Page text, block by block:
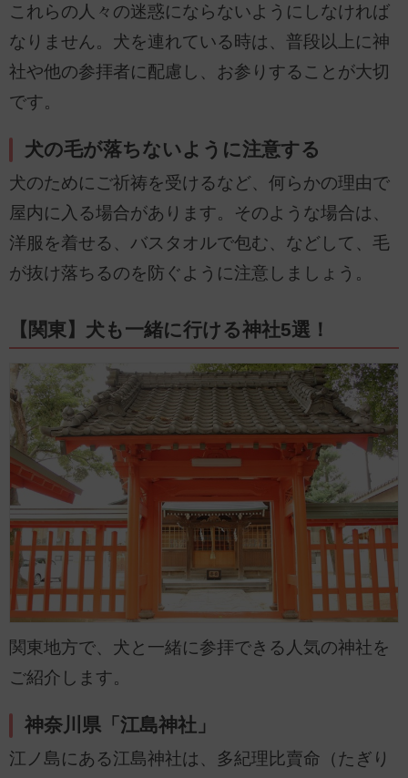
これらの人々の迷惑にならないようにしなければ
なりません。犬を連れている時は、普段以上に神
社や他の参拝者に配慮し、お参りすることが大切
です。
犬の毛が落ちないように注意する
犬のためにご祈祷を受けるなど、何らかの理由で
屋内に入る場合があります。そのような場合は、
洋服を着せる、バスタオルで包む、などして、毛
が抜け落ちるのを防ぐように注意しましょう。
【関東】犬も一緒に行ける神社5選！
関東地方で、犬と一緒に参拝できる人気の神社を
ご紹介します。
神奈川県「江島神社」
江ノ島にある江島神社は、多紀理比賣命（たぎり